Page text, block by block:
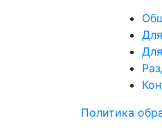
Политика